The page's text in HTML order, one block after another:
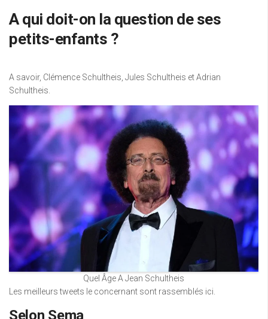
A qui doit-on la question de ses
petits-enfants ?
A savoir, Clémence Schultheis, Jules Schultheis et Adrian
Schultheis.
Quel Âge A Jean Schultheis
Les meilleurs tweets le concernant sont rassemblés ici.
Selon Sema